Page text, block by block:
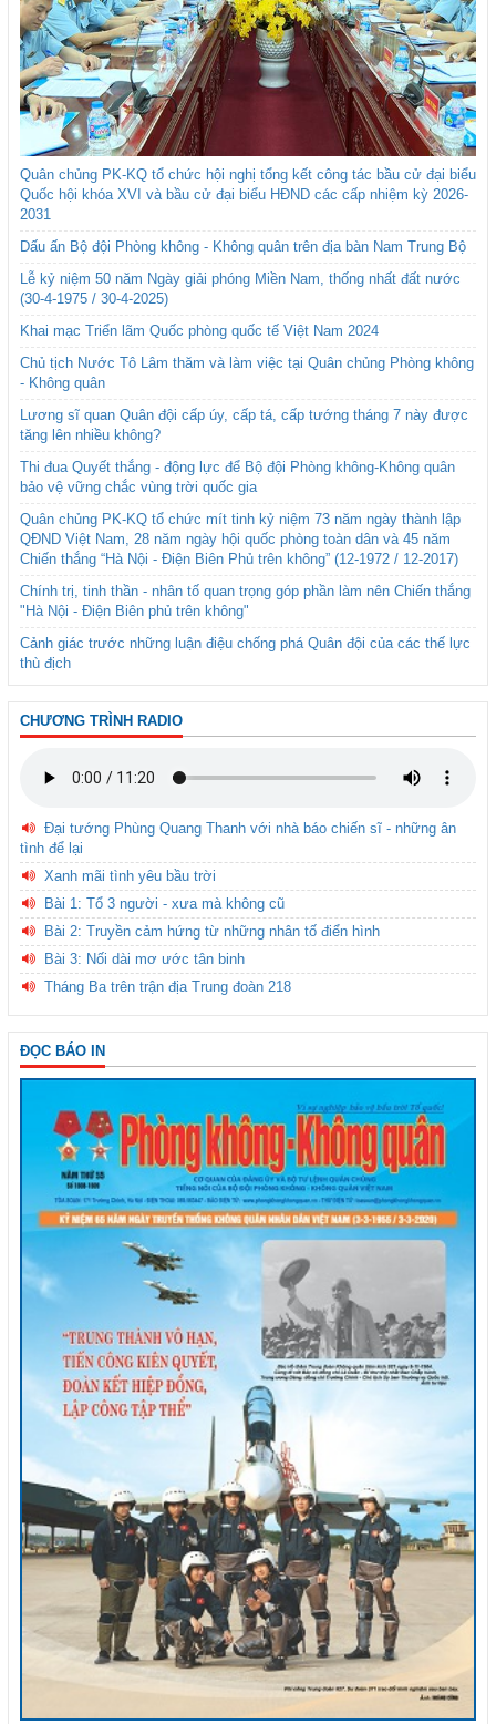
Quân chủng PK-KQ tổ chức hội nghị tổng kết công tác bầu cử đại biểu
Quốc hội khóa XVI và bầu cử đại biểu HĐND các cấp nhiệm kỳ 2026-
2031
Dấu ấn Bộ đội Phòng không - Không quân trên địa bàn Nam Trung Bộ
Lễ kỷ niệm 50 năm Ngày giải phóng Miền Nam, thống nhất đất nước
(30-4-1975 / 30-4-2025)
Khai mạc Triển lãm Quốc phòng quốc tế Việt Nam 2024
Chủ tịch Nước Tô Lâm thăm và làm việc tại Quân chủng Phòng không
- Không quân
Lương sĩ quan Quân đội cấp úy, cấp tá, cấp tướng tháng 7 này được
tăng lên nhiều không?
Thi đua Quyết thắng - động lực để Bộ đội Phòng không-Không quân
bảo vệ vững chắc vùng trời quốc gia
Quân chủng PK-KQ tổ chức mít tinh kỷ niệm 73 năm ngày thành lập
QĐND Việt Nam, 28 năm ngày hội quốc phòng toàn dân và 45 năm
Chiến thắng “Hà Nội - Điện Biên Phủ trên không” (12-1972 / 12-2017)
Chính trị, tinh thần - nhân tố quan trọng góp phần làm nên Chiến thắng
"Hà Nội - Điện Biên phủ trên không"
Cảnh giác trước những luận điệu chống phá Quân đội của các thế lực
thù địch
CHƯƠNG TRÌNH RADIO
Đại tướng Phùng Quang Thanh với nhà báo chiến sĩ - những ân
tình để lại
Xanh mãi tình yêu bầu trời
Bài 1: Tổ 3 người - xưa mà không cũ
Bài 2: Truyền cảm hứng từ những nhân tố điển hình
Bài 3: Nối dài mơ ước tân binh
Tháng Ba trên trận địa Trung đoàn 218
ĐỌC BÁO IN